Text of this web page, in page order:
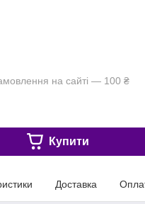
на сайті — 100 ₴
Купити
Доставка